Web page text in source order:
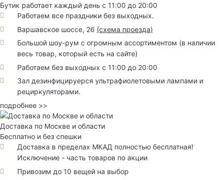
Бутик работает каждый день с 11:00 до 20:00
Работаем все праздники без выходных.
Варшавское шоссе, 26 (схема проезда)
Большой шоу-рум с огромным ассортиментом (в наличии
весь товар, который есть на сайте)
Работаем без выходных с 11:00 до 20:00
Зал дезинфицируерся ультрафиолетовыми лампами и
рециркуляторами.
подробнее >>
Доставка по Москве и области
Бесплатно и без спешки
Доставка в пределах МКАД полностью бесплатная!
Исключение - часть товаров по акции
Привозим до 10 вещей на выбор